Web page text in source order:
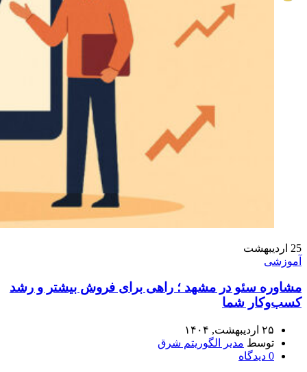
25 اردیبهشت
آموزشی
مشاوره سئو در مشهد ؛ راهی برای فروش بیشتر و رشد
کسب‌وکار شما
۲۵ اردیبهشت, ۱۴۰۴
توسط مدیر الگوریتم شرق
0 دیدگاه